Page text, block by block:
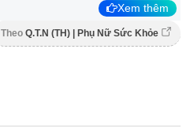
Xem thêm
Theo Q.T.N (TH) | Phụ Nữ Sức Khỏe